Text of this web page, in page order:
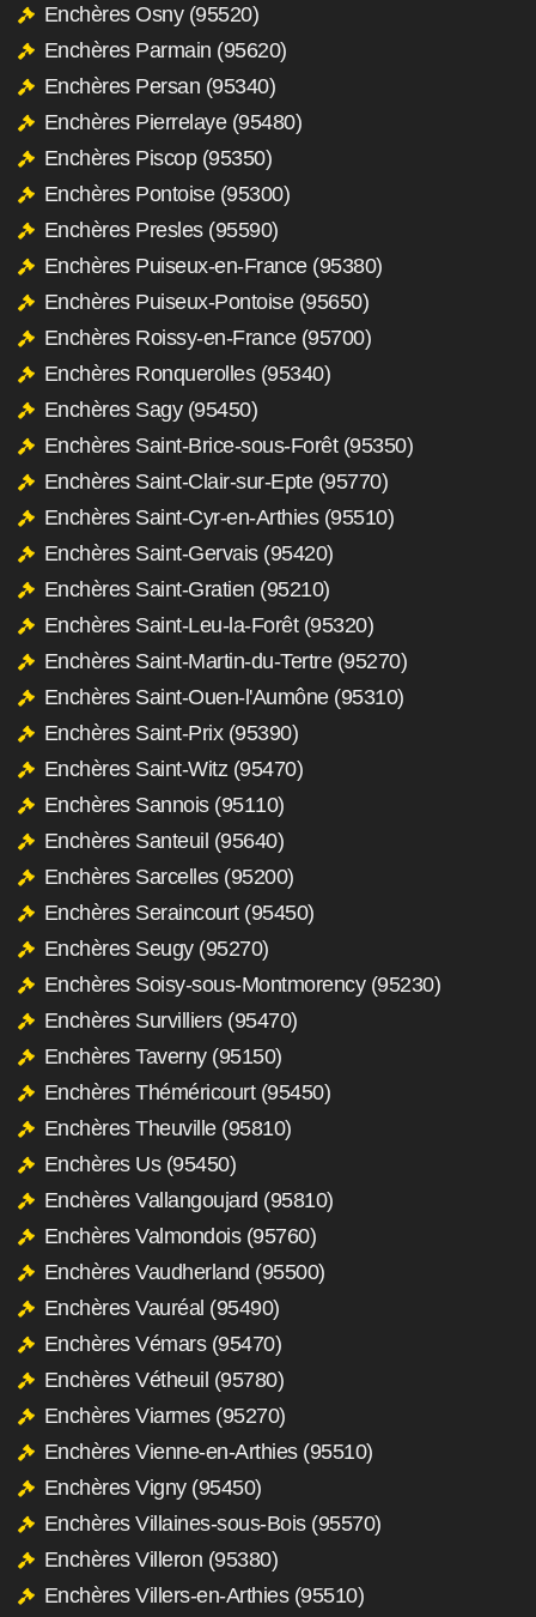
Enchères Osny (95520)
Enchères Parmain (95620)
Enchères Persan (95340)
Enchères Pierrelaye (95480)
Enchères Piscop (95350)
Enchères Pontoise (95300)
Enchères Presles (95590)
Enchères Puiseux-en-France (95380)
Enchères Puiseux-Pontoise (95650)
Enchères Roissy-en-France (95700)
Enchères Ronquerolles (95340)
Enchères Sagy (95450)
Enchères Saint-Brice-sous-Forêt (95350)
Enchères Saint-Clair-sur-Epte (95770)
Enchères Saint-Cyr-en-Arthies (95510)
Enchères Saint-Gervais (95420)
Enchères Saint-Gratien (95210)
Enchères Saint-Leu-la-Forêt (95320)
Enchères Saint-Martin-du-Tertre (95270)
Enchères Saint-Ouen-l'Aumône (95310)
Enchères Saint-Prix (95390)
Enchères Saint-Witz (95470)
Enchères Sannois (95110)
Enchères Santeuil (95640)
Enchères Sarcelles (95200)
Enchères Seraincourt (95450)
Enchères Seugy (95270)
Enchères Soisy-sous-Montmorency (95230)
Enchères Survilliers (95470)
Enchères Taverny (95150)
Enchères Théméricourt (95450)
Enchères Theuville (95810)
Enchères Us (95450)
Enchères Vallangoujard (95810)
Enchères Valmondois (95760)
Enchères Vaudherland (95500)
Enchères Vauréal (95490)
Enchères Vémars (95470)
Enchères Vétheuil (95780)
Enchères Viarmes (95270)
Enchères Vienne-en-Arthies (95510)
Enchères Vigny (95450)
Enchères Villaines-sous-Bois (95570)
Enchères Villeron (95380)
Enchères Villers-en-Arthies (95510)